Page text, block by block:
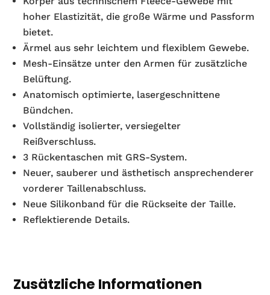
hoher Elastizität, die große Wärme und Passform
bietet.
Ärmel aus sehr leichtem und flexiblem Gewebe.
Mesh-Einsätze unter den Armen für zusätzliche
Belüftung.
Anatomisch optimierte, lasergeschnittene
Bündchen.
Vollständig isolierter, versiegelter
Reißverschluss.
3 Rückentaschen mit GRS-System.
Neuer, sauberer und ästhetisch ansprechenderer
vorderer Taillenabschluss.
Neue Silikonband für die Rückseite der Taille.
Reflektierende Details.
Zusätzliche Informationen